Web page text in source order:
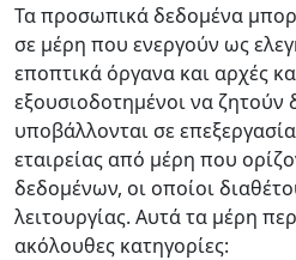
Τα προσωπικά δεδομένα
σε μέρη που ενεργούν ως
εποπτικά όργανα και αρχές
εξουσιοδοτημένοι να ζητούν
υποβάλλονται σε
εταιρείας από μέρη που
δεδομένων, οι οποίοι
λειτουργίας. Αυτά τα μέρη
ακόλουθες κατηγορίες: